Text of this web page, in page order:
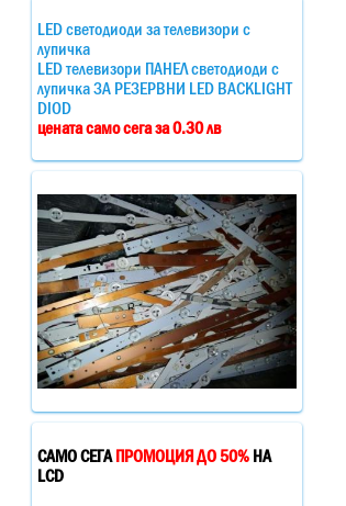
LED светодиоди за телевизори с
лупичка
LED телевизори ПАНЕЛ светодиоди с
лупичка ЗА РЕЗЕРВНИ LED BACKLIGHT
DIOD
цената само сега за 0.30 лв
САМО СЕГАПРОМОЦИЯ ДО 50% НА
LCD